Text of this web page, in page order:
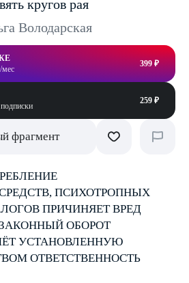
кругов рая
Володарская
мес
399 ₽
259 ₽
фрагмент
ПСИХОТРОПНЫХ
ПРИЧИНЯЕТ ВРЕД
ОБОРОТ
УСТАНОВЛЕННУЮ
ОТВЕТСТВЕННОСТЬ